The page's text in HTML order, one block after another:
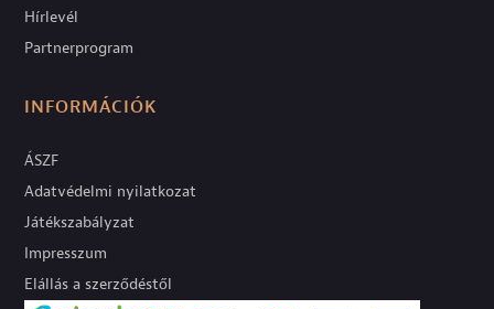
Hírlevél
Partnerprogram
INFORMÁCIÓK
ÁSZF
Adatvédelmi nyilatkozat
Játékszabályzat
Impresszum
Elállás a szerződéstől